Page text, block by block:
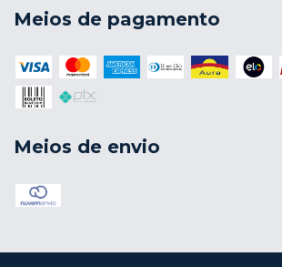
Meios de pagamento
Meios de envio